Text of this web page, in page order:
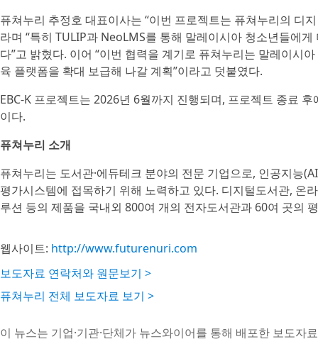
퓨쳐누리 추정호 대표이사는 “이번 프로젝트는 퓨쳐누리의 디
라며 “특히 TULIP과 NeoLMS를 통해 말레이시아 청소년들에
다”고 밝혔다. 이어 “이번 협력을 계기로 퓨쳐누리는 말레이시
육 플랫폼을 확대 보급해 나갈 계획”이라고 덧붙였다.
EBC-K 프로젝트는 2026년 6월까지 진행되며, 프로젝트 종료
이다.
퓨쳐누리 소개
퓨쳐누리는 도서관·에듀테크 분야의 전문 기업으로, 인공지능
평가시스템에 접목하기 위해 노력하고 있다. 디지털도서관, 온
루션 등의 제품을 국내외 800여 개의 전자도서관과 60여 곳의
웹사이트: http://www.futurenuri.com
보도자료 연락처와 원문보기 >
퓨쳐누리 전체 보도자료 보기 >
이 뉴스는 기업·기관·단체가 뉴스와이어를 통해 배포한 보도자